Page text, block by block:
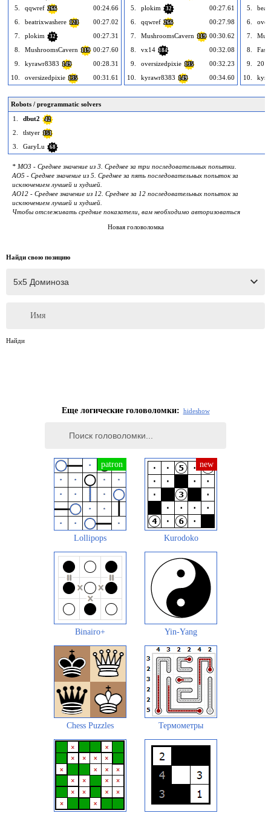
5.
qqwref 266
00:24.66
6.
beatrixwashere 123
00:27.02
7.
plokim 32
00:27.31
8.
MushroomsCavern 119 00:27.60
9.
kyrawr8383 149
00:28.31
10.
oversizedpixie 135 00:31.61
5.
plokim 32
00:27.61
6.
qqwref 266
00:27.98
7.
MushroomsCavern 119 00:30.62
8.
vx14 184
00:32.08
9.
oversizedpixie 135
00:32.23
10.
kyrawr8383 149 00:34.60
5.
6.
7.
8.
9.
10.
Robots / programmatic solvers
1.
dbut2 42
2. tlstyer 151
3. GaryLu 68
* MO3 - Среднее значение из 3. Среднее за три последовательных попытки.
AO5 - Среднее значение из 5. Среднее за пять последовательных попыток за
исключением лучшей и худшей.
AO12 - Среднее значение из 12. Среднее за 12 последовательных попыток за
исключением лучшей и худшей.
Чтобы отслеживать средние показатели, вам необходимо авторизоваться
Новая головоломка
Найди свою позицию
Имя
Найди
Еще логические головоломки: hideshow
Lollipops Kurodoko
Binairo+ Yin-Yang
Chess Puzzles Термометры